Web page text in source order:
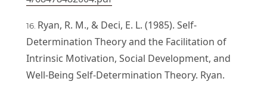
Ryan, R. M., & Deci, E. L. (1985). Self-
Determination Theory and the Facilitation of
Intrinsic Motivation, Social Development, and
Well-Being Self-Determination Theory. Ryan.